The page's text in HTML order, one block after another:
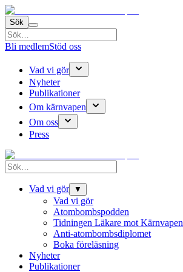
Sök
Bli medlemStöd oss
Vad vi gör
Nyheter
Publikationer
Om kärnvapen
Om oss
Press
Vad vi gör ▼
Vad vi gör
Atombombspodden
Tidningen Läkare mot Kärnvapen
Anti-atombombsdiplomet
Boka föreläsning
Nyheter
Publikationer